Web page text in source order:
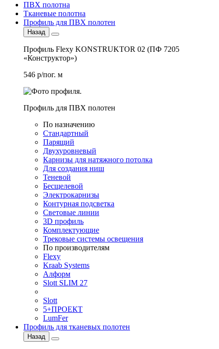
ПВХ полотна
Тканевые полотна
Профиль для ПВХ полотен
Назад
Профиль Flexy KONSTRUKTOR 02 (ПФ 7205
«Конструктор»)
546 р/пог. м
Профиль для ПВХ полотен
По назначению
Стандартный
Парящий
Двухуровневый
Карнизы для натяжного потолка
Для создания ниш
Теневой
Бесщелевой
Электрокарнизы
Контурная подсветка
Световые линии
3D профиль
Комплектующие
Трековые системы освещения
По производителям
Flexy
Kraab Systems
Алформ
Slott SLIM 27
Slott
5+ПРОЕКТ
LumFer
Профиль для тканевых полотен
Назад